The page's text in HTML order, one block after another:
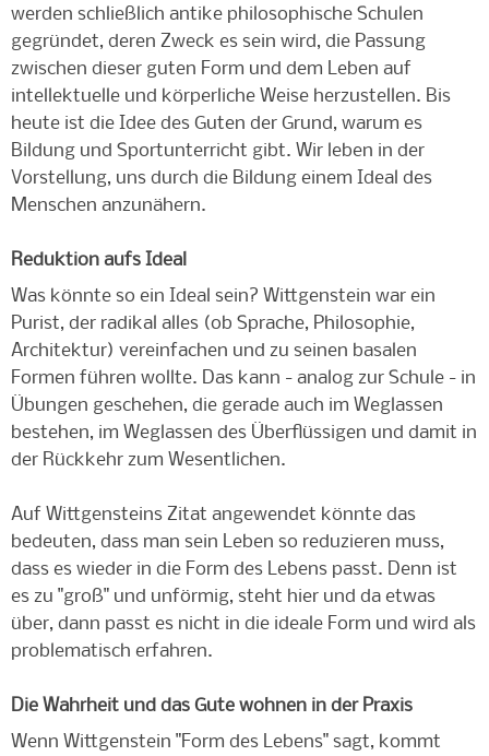
werden schließlich antike philosophische Schulen
gegründet, deren Zweck es sein wird, die Passung
zwischen dieser guten Form und dem Leben auf
intellektuelle und körperliche Weise herzustellen. Bis
heute ist die Idee des Guten der Grund, warum es
Bildung und Sportunterricht gibt. Wir leben in der
Vorstellung, uns durch die Bildung einem Ideal des
Menschen anzunähern.
Reduktion aufs Ideal
Was könnte so ein Ideal sein? Wittgenstein war ein
Purist, der radikal alles (ob Sprache, Philosophie,
Architektur) vereinfachen und zu seinen basalen
Formen führen wollte. Das kann - analog zur Schule - in
Übungen geschehen, die gerade auch im Weglassen
bestehen, im Weglassen des Überflüssigen und damit in
der Rückkehr zum Wesentlichen.
Auf Wittgensteins Zitat angewendet könnte das
bedeuten, dass man sein Leben so reduzieren muss,
dass es wieder in die Form des Lebens passt. Denn ist
es zu "groß" und unförmig, steht hier und da etwas
über, dann passt es nicht in die ideale Form und wird als
problematisch erfahren.
Die Wahrheit und das Gute wohnen in der Praxis
Wenn Wittgenstein "Form des Lebens" sagt, kommt